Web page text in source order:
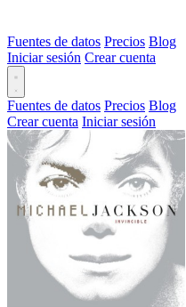
Fuentes de datos Precios Blog
Iniciar sesión Crear cuenta
Fuentes de datos Precios Blog
Crear cuenta Iniciar sesión